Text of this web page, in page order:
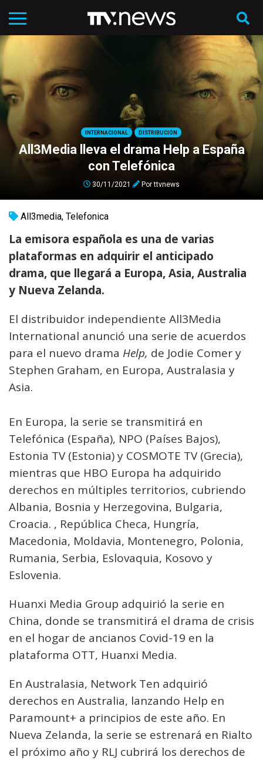
INTERNACIONAL DISTRIBUCIÓN
All3Media lleva el drama Help a España
con Telefónica
30/11/2021 Porttvnews
All3media, Telefonica
La emisora española es una de varias
plataformas en adquirir el anticipado
drama, que llegará a Europa, Asia, Australia
y Nueva Zelanda.
El distribuidor independiente All3Media
International anunció una serie de acuerdos
para el nuevo drama Help, de Jodie Comer y
Stephen Graham, en Europa, Australasia y
Asia.
En Europa, la serie se transmitirá en
Telefónica (España), NPO (Países Bajos),
Estonia TV (Estonia) y COSMOTE TV (Grecia),
mientras que HBO Europa ha adquirido
derechos en múltiples territorios, cubriendo
Albania, Bosnia y Herzegovina, Bulgaria,
Croacia. , República Checa, Hungría,
Macedonia, Moldavia, Montenegro, Polonia,
Rumania, Serbia, Eslovaquia, Kosovo y
Eslovenia.
Huanxi Media Group adquirió la serie en
China, donde se transmitirá el drama de crisis
en el hogar de ancianos Covid-19 en la
plataforma OTT, Huanxi Media.
En Australasia, Network Ten adquirió
derechos en Australia, lanzando Help en
Paramount+ a principios de este año. En
Nueva Zelanda, la serie se estrenará en Rialto
el próximo año y RLJ cubrirá los derechos de